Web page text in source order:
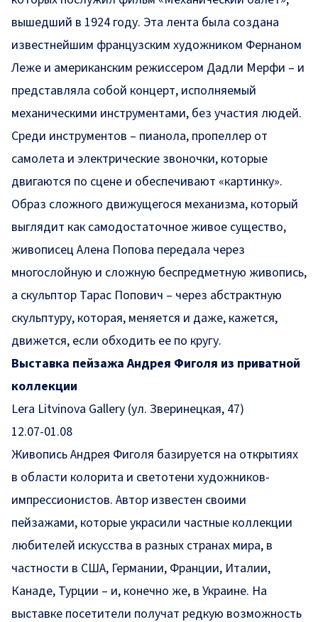
вышедший в 1924 году. Эта лента была создана
известнейшим французским художником Фернаном
Леже и американским режиссером Дадли Мерфи – и
представляла собой концерт, исполняемый
механическими инструментами, без участия людей.
Среди инструментов – пианола, пропеллер от
самолета и электрические звоночки, которые
двигаются по сцене и обеспечивают «картинку».
Образ сложного движущегося механизма, который
выглядит как самодостаточное живое существо,
живописец Алена Попова передала через
многослойную и сложную беспредметную живопись,
а скульптор Тарас Попович – через абстрактную
скульптуру, которая, меняется и даже, кажется,
движется, если обходить ее по кругу.
Выставка пейзажа Андрея Фиголя из приватной
коллекции
Lera Litvinova Gallery (ул. Зверинецкая, 47)
12.07-01.08
Живопись Андрея Фиголя базируется на открытиях
в области колорита и светотени художников-
импрессионистов. Автор известен своими
пейзажами, которые украсили частные коллекции
любителей искусства в разных странах мира, в
частности в США, Германии, Франции, Италии,
Канаде, Турции – и, конечно же, в Украине. На
выставке посетители получат редкую возможность